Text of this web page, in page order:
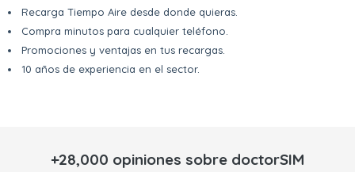
Recarga Tiempo Aire desde donde quieras.
Compra minutos para cualquier teléfono.
Promociones y ventajas en tus recargas.
10 años de experiencia en el sector.
+28,000 opiniones sobre doctorSIM